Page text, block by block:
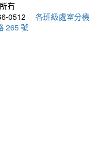
有
0512
各班級處室分機
265 號